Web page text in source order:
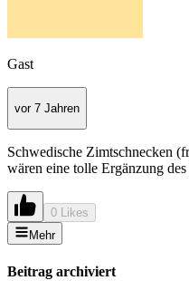
Gast
vor 7 Jahren
Schwedische Zimtschnecken
wären eine tolle Ergänzung
0 Likes
Mehr
Beitrag archiviert